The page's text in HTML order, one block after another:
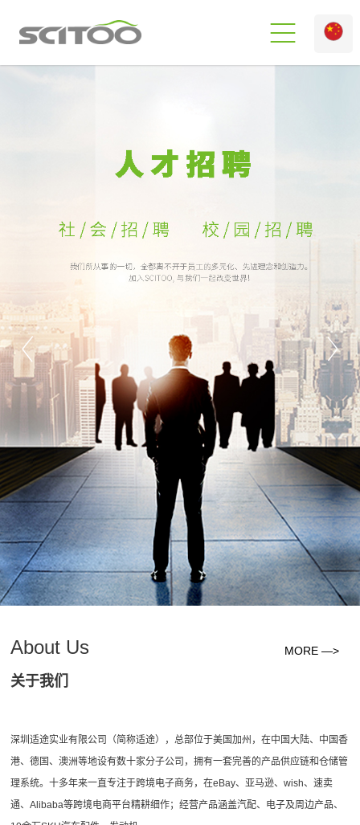
About Us
关于我们
MORE —>
深圳适途实业有限公司（简称适途），总部位于美国加州，在中国大陆、中国香
港、德国、澳洲等地设有数十家分子公司，拥有一套完善的产品供应链和仓储管
理系统。十多年来一直专注于跨境电子商务，在eBay、亚马逊、wish、速卖
通、Alibaba等跨境电商平台精耕细作；经营产品涵盖汽配、电子及周边产品、